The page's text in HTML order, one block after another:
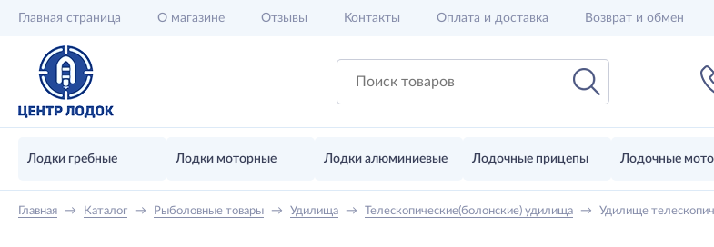
Главная страница О магазине Отзывы Контакты Оплата и доставка Возврат и обмен
Лодки гребные Лодки моторные Лодки алюминиевые Лодочные прицепы Лодочные
Главная → Каталог → Рыболовные товары → Удилища → Телескопические(болонские) удилища → Удилище